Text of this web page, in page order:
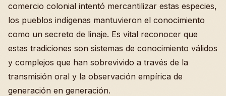
comercio colonial intentó mercantilizar estas especies,
los pueblos indígenas mantuvieron el conocimiento
como un secreto de linaje. Es vital reconocer que
estas tradiciones son sistemas de conocimiento válidos
y complejos que han sobrevivido a través de la
transmisión oral y la observación empírica de
generación en generación.